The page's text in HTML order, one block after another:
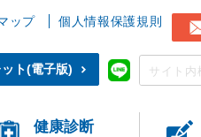
ップ 個人情報保護規則
ト(電子版)
健康診断